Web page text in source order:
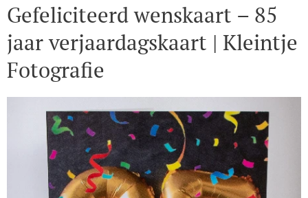
Gefeliciteerd wenskaart – 85
jaar verjaardagskaart | Kleintje
Fotografie